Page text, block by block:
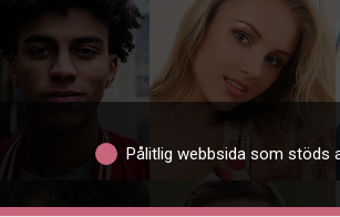
Pålitlig webbsida som stöds